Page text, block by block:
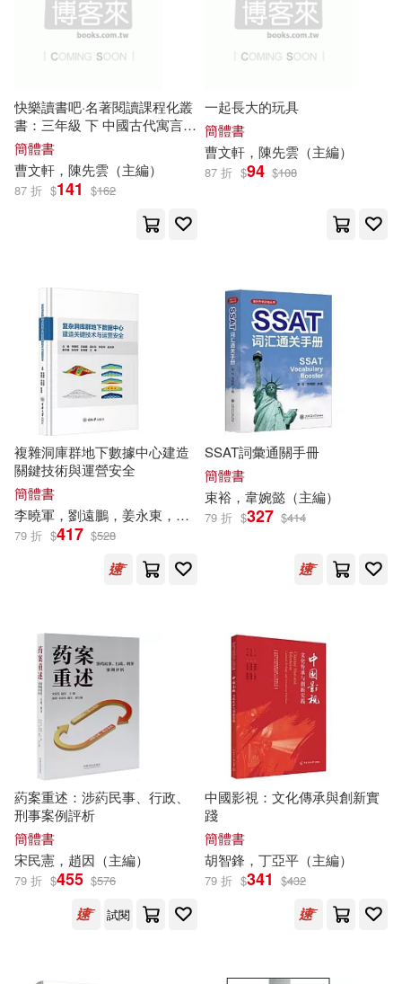
王麗（主編）(69)
徐潛（主編）(68)
MIZUHO KUSANAGI(67)
杜志建主編(67) 本社編(66)
李傑（主編）(66)
湯素蘭（主編）(66)
蘇士澍（主編）(66)
張國棟（主編）(65)
楊東勝（主編）(65)
王冬梅（主編）(65)
馮克力（主編）(65)
人民法院出版社(64)
李勇（主編）(64)
蔡杏山（主編）(64)
中國金融出版社(772)
哈爾濱出版社(764)
湖南科學技術出版社(763)
遼寧科學技術出版社(763)
中國協和醫科大學出版社(757)
學苑出版社(757)
金盾出版社(752)
中國物資出版社(748)
暨南大學出版社(731)
江蘇大學出版社(726)
天津科學技術出版社(725)
開明出版社(724)
北京體育大學出版社(723)
快樂讀書吧·名著閱讀課程化叢
書：三年級 下 中國古代寓言
(新版)
簡體書
曹文軒，陳先雲（主編）
87 折 $141 $162
一起長大的玩具
簡體書
曹文軒，陳先雲（主編）
87 折 $94 $108
複雜洞庫群地下數據中心建造
關鍵技術與運營安全
簡體書
李曉軍，劉遠鵬，姜永東，李志軍，張洪濤（
主編
79 折 $417 $528
SSAT詞彙通關手冊
簡體書
束裕，韋婉懿（主編）
79 折 $327 $414
葯案重述：涉葯民事、行政、
刑事案例評析
簡體書
宋民憲，趙因（主編）
79 折 $455 $576
試閱
中國影視：文化傳承與創新實
踐
簡體書
胡智鋒，丁亞平（主編）
79 折 $341 $432